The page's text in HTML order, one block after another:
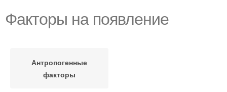
Факторы на появление
Антропогенные
факторы